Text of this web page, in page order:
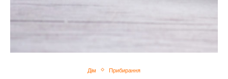
Дім Прибирання